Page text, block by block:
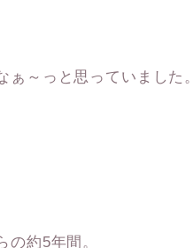
～っと思っていました。
の約5年間。